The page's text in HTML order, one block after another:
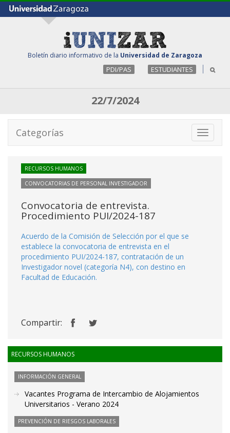
Boletín diario informativo de la Universidad de Zaragoza
PDI/PAS ESTUDIANTES
22/7/2024
Toggle
Categorías
RECURSOS HUMANOS
CONVOCATORIAS DE PERSONAL INVESTIGADOR
Convocatoria de entrevista.
Procedimiento PUI/2024-187
Acuerdo de la Comisión de Selección por el que se
establece la convocatoria de entrevista en el
procedimiento PUI/2024-187, contratación de un
Investigador novel (categoría N4), con destino en
Facultad de Educación.
Compartir:
RECURSOS HUMANOS
INFORMACIÓN GENERAL
Vacantes Programa de Intercambio de Alojamientos
Universitarios - Verano 2024
PREVENCIÓN DE RIESGOS LABORALES